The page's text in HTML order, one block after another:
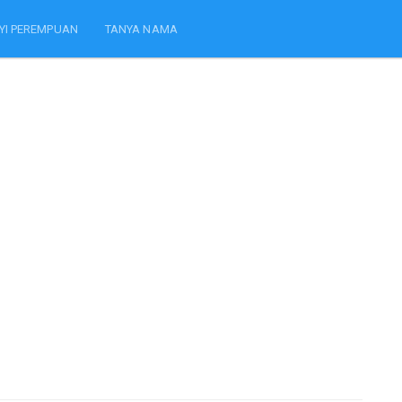
PEREMPUAN TANYA NAMA